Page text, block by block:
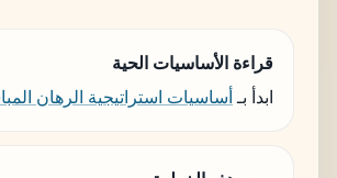
قراءة الأساسيات الحية
ابدأ بـأساسيات استراتيجية الرهان